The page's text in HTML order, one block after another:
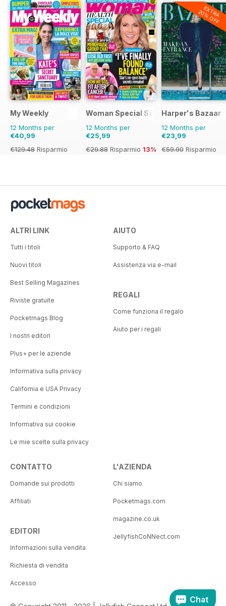
My Weekly
12 Months per
€40,99
€129.48 Risparmio
Woman Special Series
12 Months per
€25,99
€29.88 Risparmio 13%
EXTRA
20% OFF
Harper's Bazaar
12 Months per
€23,99
€59.90 Risparmio
ALTRI LINK
Tutti i titoli
Nuovi titoli
Best Selling Magazines
Riviste gratuite
Pocketmags Blog
I nostri editori
Plus+ per le aziende
Informativa sulla privacy
California e USA Privacy
Termini e condizioni
Informativa sui cookie
Le mie scelte sulla privacy
AIUTO
Supporto & FAQ
Assistenza via e-mail
REGALI
Come funziona il regalo
Aiuto per i regali
CONTATTO
Domande sui prodotti
Affiliati
EDITORI
Informazioni sulla vendita
Richiesta di vendita
Accesso
L'AZIENDA
Chi siamo
Pocketmags.com
magazine.co.uk
JellyfishCoNNect.com
Chat